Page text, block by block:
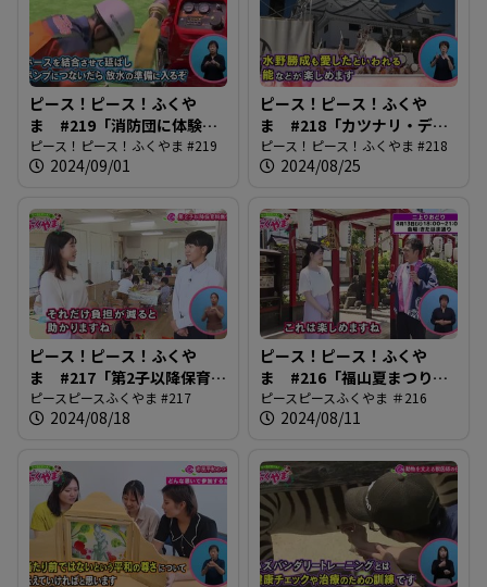
ピース！ピース！ふくや
ま #219「消防団に体験入
団」
ピース！ピース！ふくやま #219
2024/09/01
ピース！ピース！ふくや
ま #218「カツナリ・デ・
ナイトで盛り上がろう」
ピース！ピース！ふくやま #218
2024/08/25
ピース！ピース！ふくや
ま #217「第2子以降保育料
無償化」
ピースピースふくやま #217
2024/08/18
ピース！ピース！ふくや
ま #216「福山夏まつり
2024」
ピースピースふくやま ＃216
2024/08/11